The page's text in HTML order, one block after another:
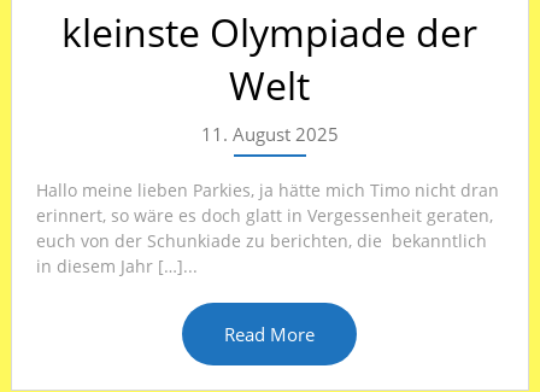
kleinste Olympiade der
Welt
11. August 2025
Hallo meine lieben Parkies, ja hätte mich Timo nicht dran
erinnert, so wäre es doch glatt in Vergessenheit geraten,
euch von der Schunkiade zu berichten, die bekanntlich
in diesem Jahr […]...
Read More